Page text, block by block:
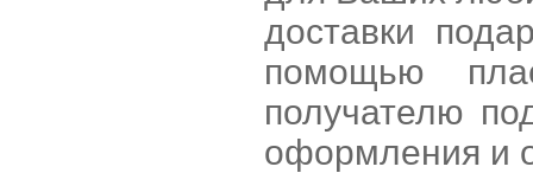
доставки
помощью
получателю
оформления и